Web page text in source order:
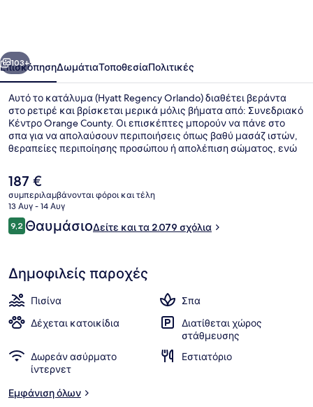
Επόμενο
103+
ΕπισκόπησηΔωμάτιαΤοποθεσίαΠολιτικές
Αυτό το κατάλυμα (Hyatt Regency Orlando) διαθέτει βεράντα
στο ρετιρέ και βρίσκεται μερικά μόλις βήματα από: Συνεδριακό
Κέντρο Orange County. Οι επισκέπτες μπορούν να πάνε στο
σπα για να απολαύσουν περιποιήσεις όπως βαθύ μασάζ ιστών,
θεραπείες περιποίησης προσώπου ή απολέπιση σώματος, ενώ
λειτουργούν, σερβίρει μεσημεριανό και βραδινό. Άλλες
παροχές που προσφέρονται σε αυτό το ξενοδοχείο
(πολυτελείας) είναι 2 μπαρ/lounge, εξωτερική πισίνα και μπαρ
δίπλα στην πισίνα. Για την πισίνα και το εξυπηρετικό
προσωπικό τα καταλύματα λαμβάνουν εξαιρετική βαθμολογία
από τους ταξιδιώτες.
Η
τρέχουσα
τιμή
είναι
187 €
187 €
συμπεριλαμβάνονται φόροι και τέλη
13 Αυγ - 14 Αυγ
Σχόλια
9,29,2 στα 10
ΘαυμάσιοΔείτε και τα 2.079 σχόλια
Δημοφιλείς παροχές
Πισίνα
Σπα
Δέχεται κατοικίδια
Διατίθεται χώρος
στάθμευσης
Δωρεάν ασύρματο
ίντερνετ
Εστιατόριο
Εμφάνιση όλων